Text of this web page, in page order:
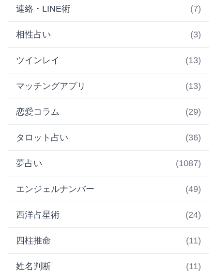
連絡・LINE術 (7)
相性占い (3)
ツインレイ (13)
マッチングアプリ (13)
恋愛コラム (29)
タロット占い (36)
夢占い (1087)
エンジェルナンバー (49)
西洋占星術 (24)
四柱推命 (11)
姓名判断 (11)